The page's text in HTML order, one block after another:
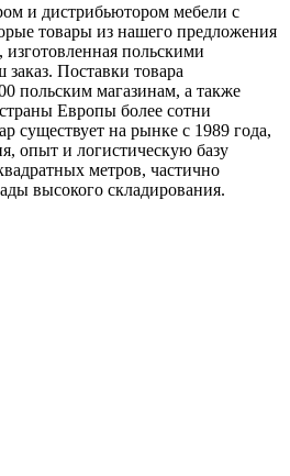
и дистрибьютором мебели с
товары из нашего предложения
изготовленная польскими
Поставки товара
польским магазинам, а также
Европы более сотни
существует на рынке с 1989 года,
опыт и логистическую базу
метров, частично
высокого складирования.